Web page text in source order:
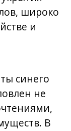
широко
и
синего
не
В